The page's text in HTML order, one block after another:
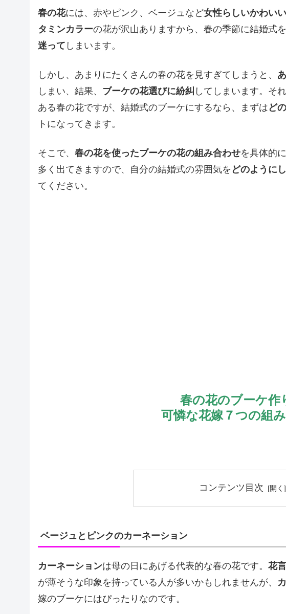
春の花には、赤やピンク、ベージュなど女性らしいかわい
タミンカラーの花が沢山ありますから、春の季節に結婚式
迷って しまいます。
しかし、あまりにたくさんの春の花を見すぎてしまうと、
しまい、結果、 ブーケの花選びに紛糾 してしまいます。そ
ある春の花ですが、結婚式のブーケにするなら、まずは ど
トになってきます。
そこで、 春の花を使ったブーケの花の組み合わせを具体的
多く出てきますので、自分の結婚式の雰囲気を どのように
てください。
春の花のブーケ
可憐な花嫁７つの組
コンテンツ目次
ベージュとピンクのカーネーション
カーネーションは母の日にあげる代表的な春の花です。 花
が薄そうな印象を持っている人が多いかもしれませんが、
嫁のブーケにはぴったりなのです。